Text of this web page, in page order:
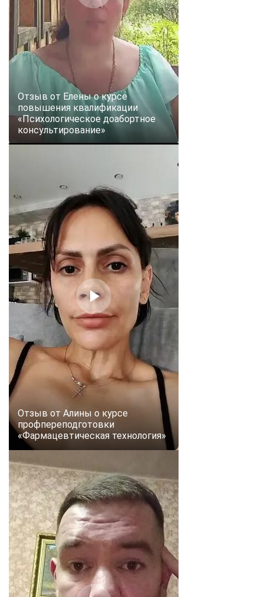
Отзыв от Елены о курсе
повышения квалификации
«Психологическое доабортное
консультирование»
Отзыв от Алины о курсе
профпереподготовки
«Фармацевтическая технология»